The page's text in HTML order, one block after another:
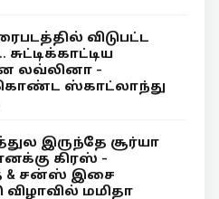
விடுபட்ட
சுட்டிக்காட்டிய
லவ்லினா -
ஸ்காட்லாந்து
இருந்தே சூர்யா
கிரஸ் -
& சன்ஸ் இசை
விழாவில் மமிதா